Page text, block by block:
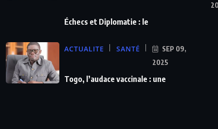
Échecs et Diplomatie : le
ACTUALITE SANTÉ
SEP 09,
2025
Togo, l’audace vaccinale : une